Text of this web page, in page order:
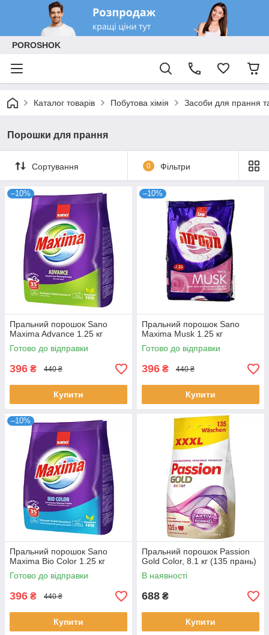
POROSHOK
Каталог товарів Побутова хімія Засоби для прання
Порошки для прання
Сортування 0 Фільтри
–10%
Пральний порошок Sano
Maxima Advance 1.25 кг
Готово до відправки
396 ₴ 440 ₴
Купити
–10%
Пральний порошок Sano
Maxima Musk 1.25 кг
Готово до відправки
396 ₴ 440 ₴
Купити
–10%
Пральний порошок Sano
Maxima Bio Color 1.25 кг
Готово до відправки
396 ₴ 440 ₴
Купити
Пральний порошок Passion
Gold Color, 8.1 кг (135 прань)
В наявності
688 ₴
Купити